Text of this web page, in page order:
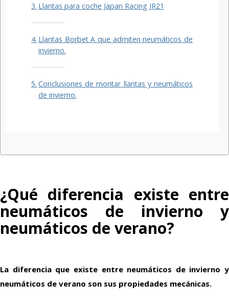
Llantas para coche Japan Racing JR21
Llantas Borbet A que admiten neumáticos de
invierno.
Conclusiones de montar llantas y neumáticos
de invierno.
¿Qué diferencia existe entre
neumáticos de invierno y
neumáticos de verano?
La diferencia que existe entre neumáticos de invierno y
neumáticos de verano son sus propiedades mecánicas.